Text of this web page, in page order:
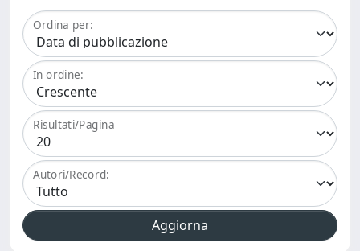
Ordina per:
In ordine:
Risultati/Pagina
Autori/Record: